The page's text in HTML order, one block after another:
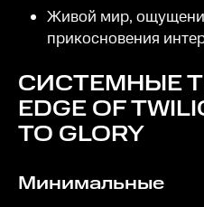
Живой мир,
прикосновения
СИСТЕМНЫЕ
EDGE OF
TO GLORY
Минимальные